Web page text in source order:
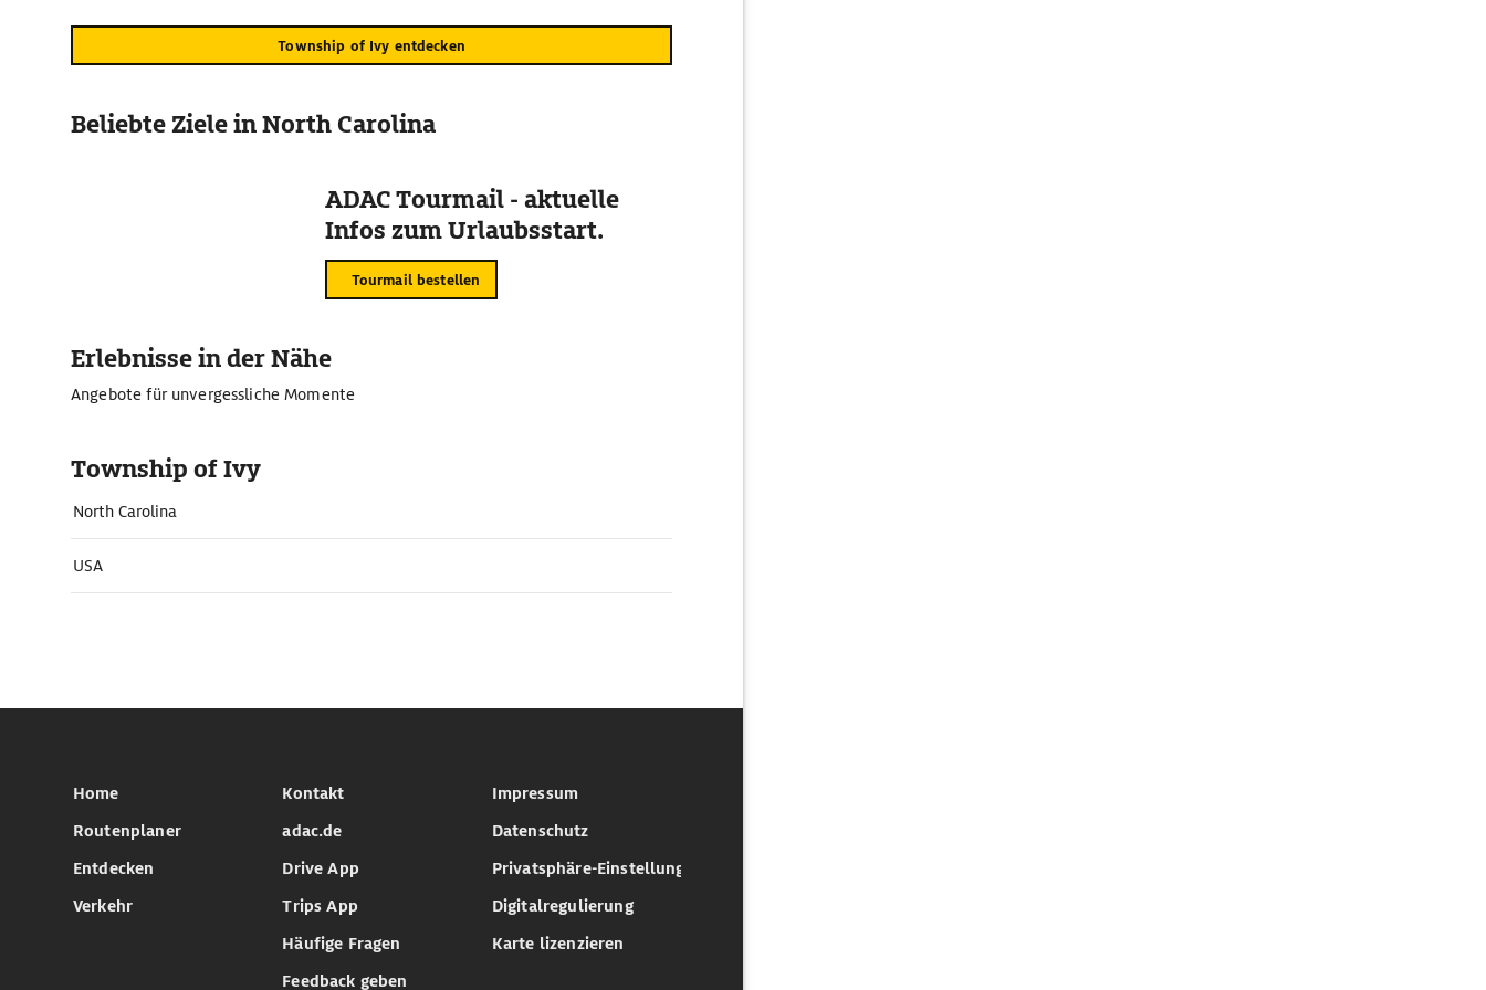
Township of Ivy entdecken
Beliebte Ziele in North Carolina
ADAC Tourmail - aktuelle
Infos zum Urlaubsstart.
Tourmail bestellen
Erlebnisse in der Nähe
Angebote für unvergessliche Momente
Township of Ivy
North Carolina
USA
Home
Routenplaner
Entdecken
Verkehr
Kontakt
adac.de
Drive App
Trips App
Häufige Fragen
Feedback geben
Impressum
Datenschutz
Privatsphäre-Einstellungen
Digitalregulierung
Karte lizenzieren